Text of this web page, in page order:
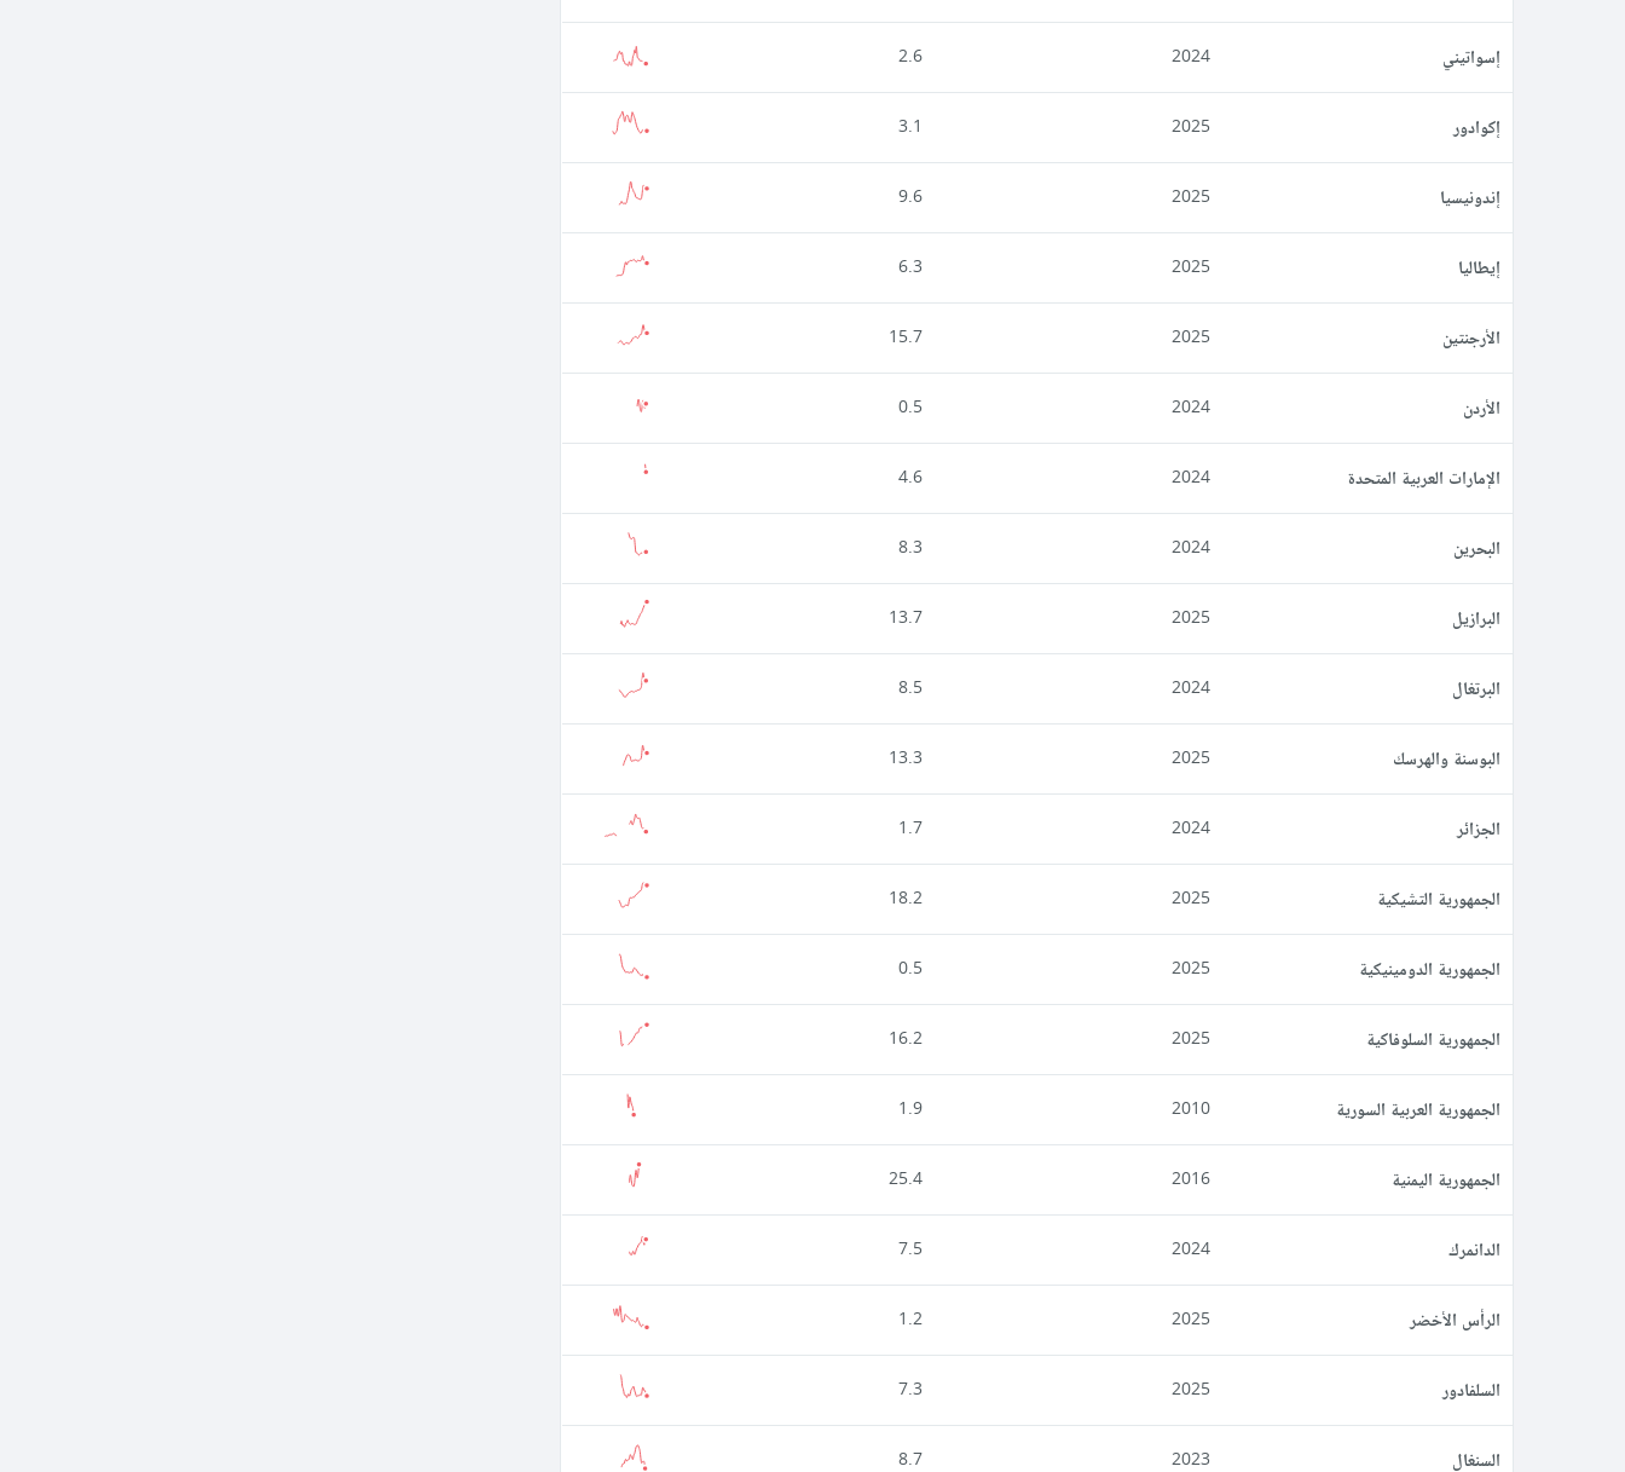
إسواتيني 2024
2.6
إكوادور 2025
3.1
إندونيسيا 2025
9.6
إيطاليا 2025
6.3
الأرجنتين 2025
15.7
الأردن 2024
0.5
الإمارات العربية المتحدة 2024
4.6
البحرين 2024
8.3
البرازيل 2025
13.7
البرتغال 2024
8.5
البوسنة والهرسك 2025
13.3
الجزائر 2024
1.7
الجمهورية التشيكية 2025
18.2
الجمهورية الدومينيكية 2025
0.5
الجمهورية السلوفاكية 2025
16.2
الجمهورية العربية السورية 2010
1.9
الجمهورية اليمنية 2016
25.4
الدانمرك 2024
7.5
الرأس الأخضر 2025
1.2
السلفادور 2025
7.3
السنغال 2023
8.7